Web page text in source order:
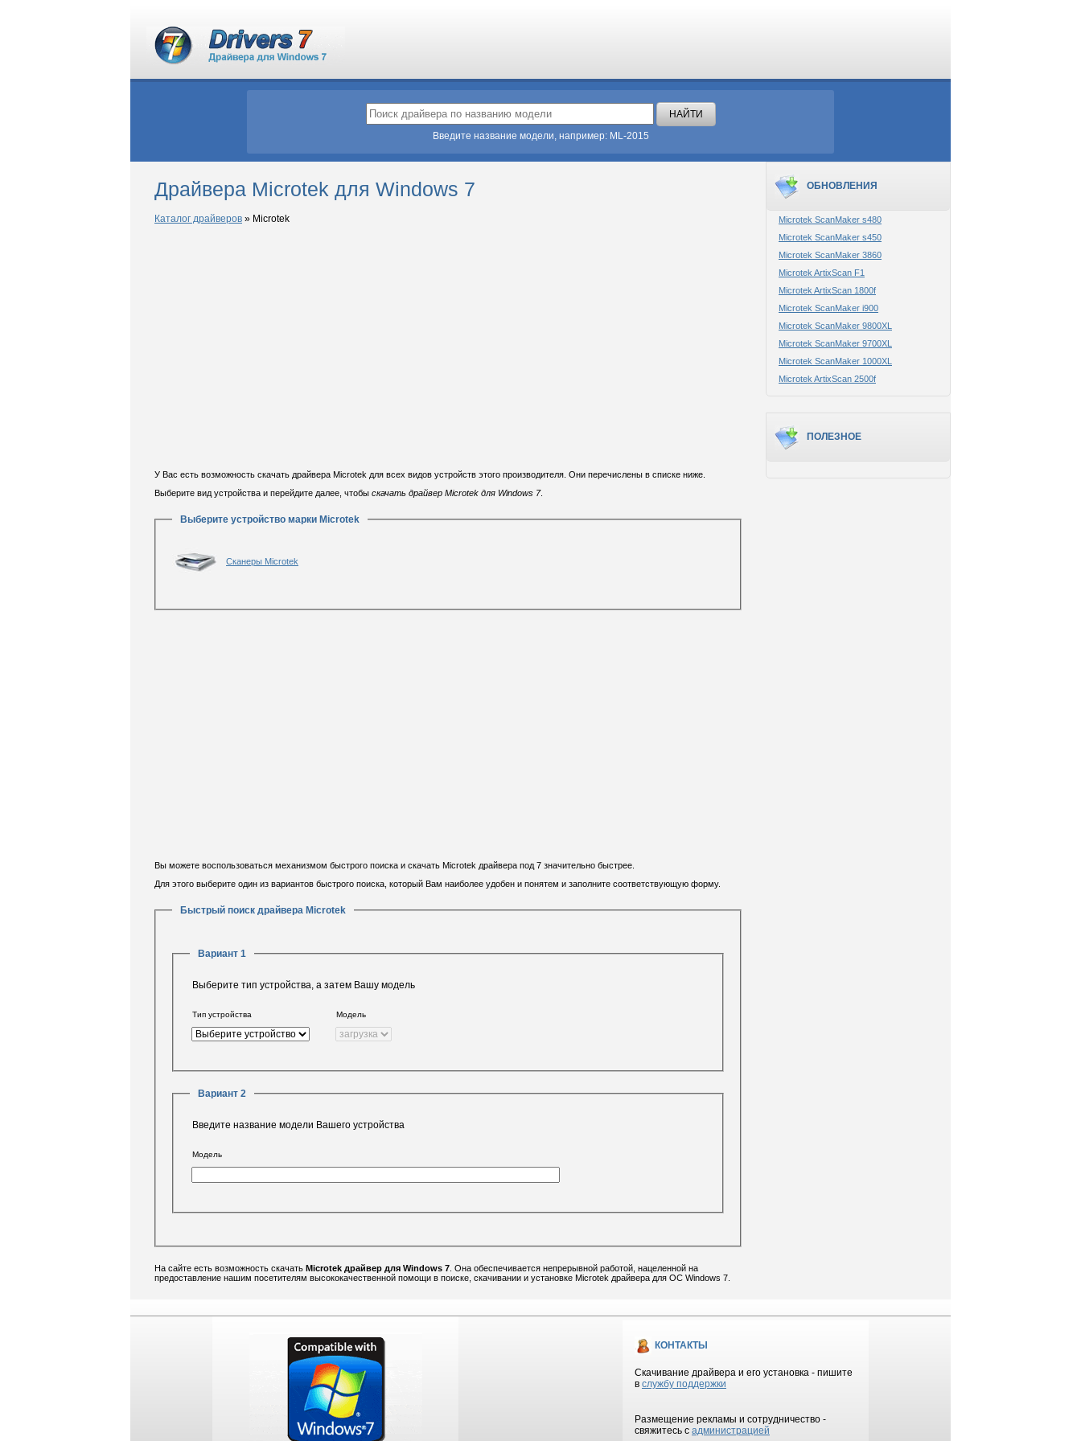
Введите название модели, например: ML-2015
Драйвера Microtek для Windows 7
Каталог драйверов » Microtek
У Вас есть возможность скачать драйвера Microtek для всех видов устройств этого производителя. Они перечислены в списке ниже.
Выберите вид устройства и перейдите далее, чтобы скачать драйвер Microtek для Windows 7.
Выберите устройство марки Microtek
Сканеры Microtek
Вы можете воспользоваться механизмом быстрого поиска и скачать Microtek драйвера под 7 значительно быстрее.
Для этого выберите один из вариантов быстрого поиска, который Вам наиболее удобен и понятем и заполните соответствующую форму.
Быстрый поиск драйвера Microtek
Вариант 1
Выберите тип устройства, а затем Вашу модель
Тип устройства Модель
Вариант 2
Введите название модели Вашего устройства
Модель
На сайте есть возможность скачать Microtek драйвер для Windows 7 . Она обеспечивается непрерывной работой, нацеленной на
предоставление нашим посетителям высококачественной помощи в поиске, скачивании и установке Microtek драйвера для ОС Windows 7.
ОБНОВЛЕНИЯ
Microtek ScanMaker s480
Microtek ScanMaker s450
Microtek ScanMaker 3860
Microtek ArtixScan F1
Microtek ArtixScan 1800f
Microtek ScanMaker i900
Microtek ScanMaker 9800XL
Microtek ScanMaker 9700XL
Microtek ScanMaker 1000XL
Microtek ArtixScan 2500f
ПОЛЕЗНОЕ
КОНТАКТЫ
Скачивание драйвера и его установка - пишите
в службу поддержки
Размещение рекламы и сотрудничество -
свяжитесь с администрацией